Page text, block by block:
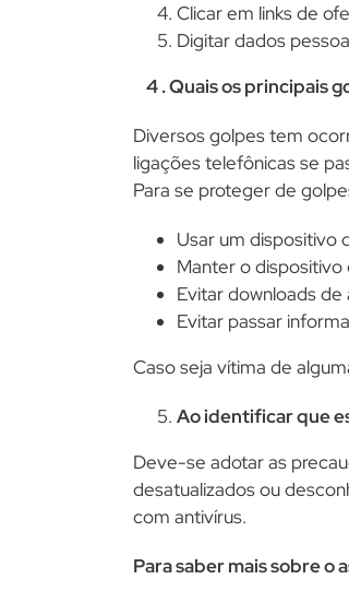
Clicar em links de
Digitar dados
4 . Quais os principais
Diversos golpes tem
ligações telefônicas se
Para se proteger de
Usar um dispositivo
Manter o dispositivo
Evitar downloads
Evitar passar
Caso seja vítima de
Ao identificar que
Deve-se adotar as
desatualizados ou
com antivírus.
Para saber mais sobre o